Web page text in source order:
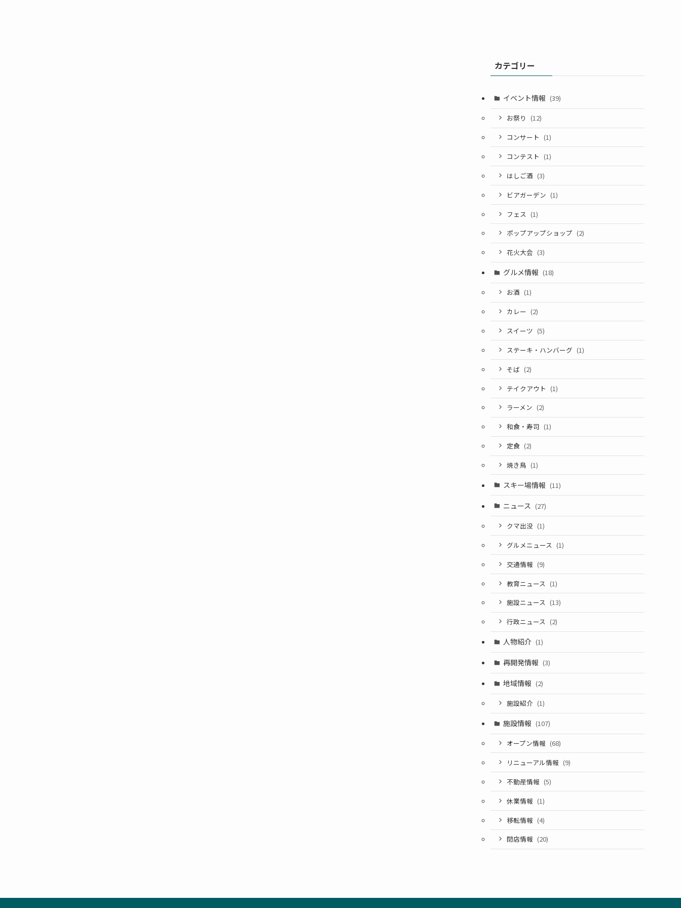
カテゴリー
イベント情報 (39)
お祭り (12)
コンサート (1)
コンテスト (1)
はしご酒 (3)
ビアガーデン (1)
フェス (1)
ポップアップショップ (2)
花火大会 (3)
グルメ情報 (18)
お酒 (1)
カレー (2)
スイーツ (5)
ステーキ・ハンバーグ (1)
そば (2)
テイクアウト (1)
ラーメン (2)
和食・寿司 (1)
定食 (2)
焼き鳥 (1)
スキー場情報 (11)
ニュース (27)
クマ出没 (1)
グルメニュース (1)
交通情報 (9)
教育ニュース (1)
施設ニュース (13)
行政ニュース (2)
人物紹介 (1)
再開発情報 (3)
地域情報 (2)
施設紹介 (1)
施設情報 (107)
オープン情報 (68)
リニューアル情報 (9)
不動産情報 (5)
休業情報 (1)
移転情報 (4)
閉店情報 (20)